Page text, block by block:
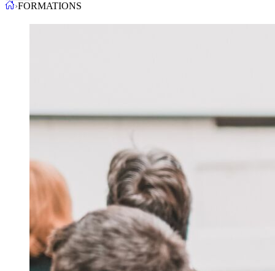
›FORMATIONS